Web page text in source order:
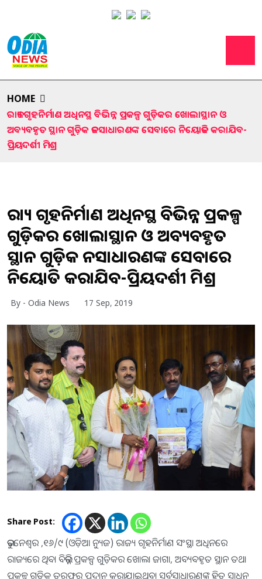
HOME
ରାଜ୍ୟ ଗୃହନିର୍ମାଣ ଅଧିନସ୍ଥ ବିଭିନ୍ନ ପ୍ରକଳ୍ପ ଗୁଡ଼ିକର ଖୋଲାସ୍ଥାନ ଓ
ଅବ୍ୟବହୃତ ସ୍ଥାନ ଗୁଡ଼ିକ ଜନସାଧାରଣଙ୍କ ସେବାରେ ନିୟୋଜିତ କରାଯିବ-
ପ୍ରିୟଦର୍ଶୀ ମିଶ୍ର
ରାଜ୍ୟ ଗୃହନିର୍ମାଣ ଅଧିନସ୍ଥ ବିଭିନ୍ନ ପ୍ରକଳ୍ପ
ଗୁଡ଼ିକର ଖୋଲାସ୍ଥାନ ଓ ଅବ୍ୟବହୃତ
ସ୍ଥାନ ଗୁଡ଼ିକ ଜନସାଧାରଣଙ୍କ ସେବାରେ
ନିୟୋଜିତ କରାଯିବ-ପ୍ରିୟଦର୍ଶୀ ମିଶ୍ର
By - Odia News 17 Sep, 2019
Share Post:
ଭୁବନେଶ୍ୱର ,୧୬/୯ (ଓଡ଼ିଆ ନ୍ୟୁଜ) ରାଜ୍ୟ ଗୃହନିର୍ମାଣ ସଂସ୍ଥା ଅଧିନରେ
ରାଜ୍ୟରେ ଥିବା ବିଭିନ୍ନ ପ୍ରକଳ୍ପ ଗୁଡ଼ିକର ଖୋଲା ଜାଗା, ଅବ୍ୟବହୃତ ସ୍ଥାନ ତଥା
ପ୍ରକଳ୍ପ ଗୁଡ଼ିକ ତରଫରୁ ପ୍ରଦାନ କରାଯାଇଥିବା ସର୍ବସାଧାରଣଙ୍କ ହିତ ସାଧନ